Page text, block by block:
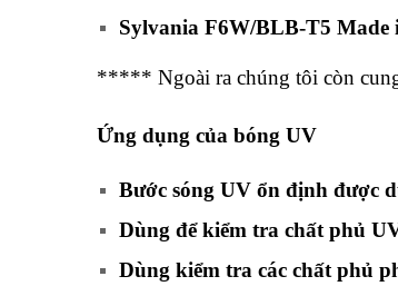
Sylvania F6W/BLB-T5 Made
***** Ngoài ra chúng tôi còn
Ứng dụng của bóng UV
Bước sóng UV ổn định được
Dùng để kiểm tra chất phủ
Dùng kiểm tra các chất phủ